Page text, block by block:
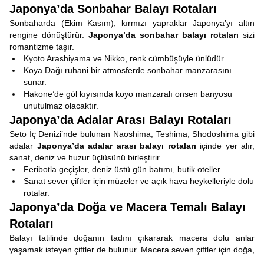
Japonya’da Sonbahar Balayı Rotaları
Sonbaharda (Ekim–Kasım), kırmızı yapraklar Japonya’yı altın
rengine dönüştürür. Japonya’da sonbahar balayı rotaları sizi
romantizme taşır.
Kyoto Arashiyama ve Nikko, renk cümbüşüyle ünlüdür.
Koya Dağı ruhani bir atmosferde sonbahar manzarasını
sunar.
Hakone’de göl kıyısında koyo manzaralı onsen banyosu
unutulmaz olacaktır.
Japonya’da Adalar Arası Balayı Rotaları
Seto İç Denizi’nde bulunan Naoshima, Teshima, Shodoshima gibi
adalar Japonya’da adalar arası balayı rotaları içinde yer alır,
sanat, deniz ve huzur üçlüsünü birleştirir.
Feribotla geçişler, deniz üstü gün batımı, butik oteller.
Sanat sever çiftler için müzeler ve açık hava heykelleriyle dolu
rotalar.
Japonya’da Doğa ve Macera Temalı Balayı
Rotaları
Balayı tatilinde doğanın tadını çıkararak macera dolu anlar
yaşamak isteyen çiftler de bulunur. Macera seven çiftler için doğa,